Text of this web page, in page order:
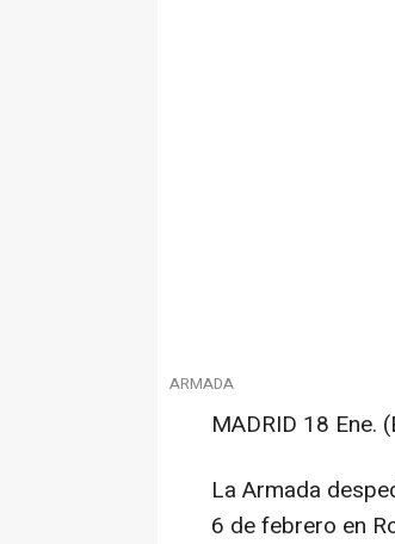
ARMADA
MADRID 18 Ene.
La Armada
6 de febrero en